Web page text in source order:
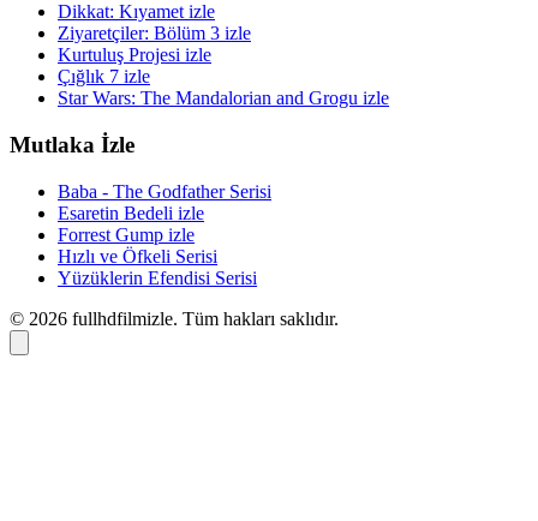
Dikkat: Kıyamet izle
Ziyaretçiler: Bölüm 3 izle
Kurtuluş Projesi izle
Çığlık 7 izle
Star Wars: The Mandalorian and Grogu izle
Mutlaka İzle
Baba - The Godfather Serisi
Esaretin Bedeli izle
Forrest Gump izle
Hızlı ve Öfkeli Serisi
Yüzüklerin Efendisi Serisi
© 2026 fullhdfilmizle. Tüm hakları saklıdır.